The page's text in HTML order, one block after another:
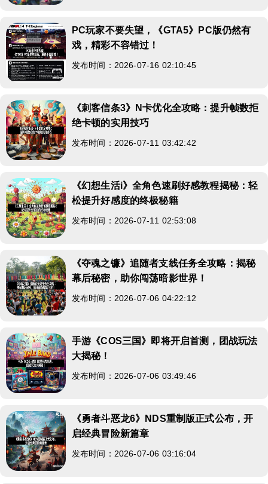
PC玩家不要失望，《GTA5》PC版仍然有
戏，精彩不容错过！
发布时间：2026-07-16 02:10:45
《刺客信条3》N卡优化全攻略：提升帧数拒
绝卡顿的实用技巧
发布时间：2026-07-11 03:42:42
《幻想生活i》全角色速刷好感教程揭秘：轻
松提升好感度的终极秘籍
发布时间：2026-07-11 02:53:08
《夺魂之镰》追随者支线任务全攻略：揭秘
幕后秘密，助你闯荡暗影世界！
发布时间：2026-07-06 04:22:12
手游《COS三国》即将开启首测，团战玩法
大揭秘！
发布时间：2026-07-06 03:49:46
《勇者斗恶龙6》NDS重制版正式公布，开
启经典冒险新篇章
发布时间：2026-07-06 03:16:04